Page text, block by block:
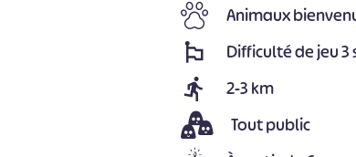
Animaux
Difficulté de jeu 3
2-3 km
Tout public